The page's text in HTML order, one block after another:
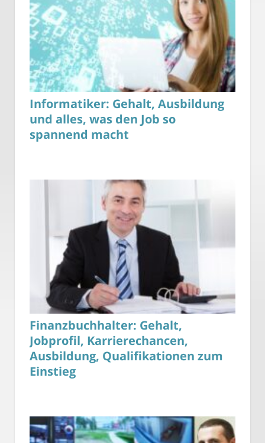
Informatiker: Gehalt, Ausbildung
und alles, was den Job so
spannend macht
Finanzbuchhalter: Gehalt,
Jobprofil, Karrierechancen,
Ausbildung, Qualifikationen zum
Einstieg